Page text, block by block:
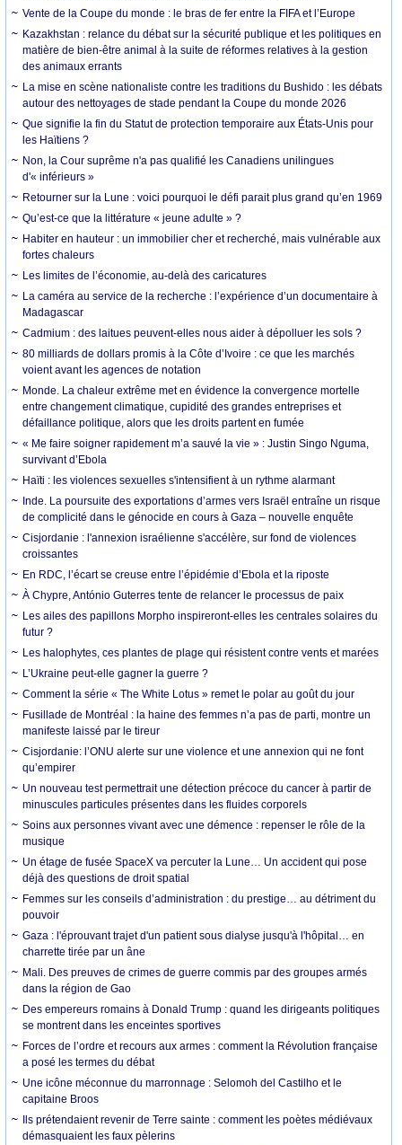
Vente de la Coupe du monde : le bras de fer entre la FIFA et l’Europe
Kazakhstan : relance du débat sur la sécurité publique et les politiques en
matière de bien-être animal à la suite de réformes relatives à la gestion
des animaux errants
La mise en scène nationaliste contre les traditions du Bushido : les débats
autour des nettoyages de stade pendant la Coupe du monde 2026
Que signifie la fin du Statut de protection temporaire aux États-Unis pour
les Haïtiens ?
Non, la Cour suprême n'a pas qualifié les Canadiens unilingues
d'« inférieurs »
Retourner sur la Lune : voici pourquoi le défi parait plus grand qu’en 1969
Qu’est-ce que la littérature « jeune adulte » ?
Habiter en hauteur : un immobilier cher et recherché, mais vulnérable aux
fortes chaleurs
Les limites de l’économie, au-delà des caricatures
La caméra au service de la recherche : l’expérience d’un documentaire à
Madagascar
Cadmium : des laitues peuvent-elles nous aider à dépolluer les sols ?
80 milliards de dollars promis à la Côte d’Ivoire : ce que les marchés
voient avant les agences de notation
Monde. La chaleur extrême met en évidence la convergence mortelle
entre changement climatique, cupidité des grandes entreprises et
défaillance politique, alors que les droits partent en fumée
« Me faire soigner rapidement m’a sauvé la vie » : Justin Singo Nguma,
survivant d’Ebola
Haïti : les violences sexuelles s'intensifient à un rythme alarmant
Inde. La poursuite des exportations d’armes vers Israël entraîne un risque
de complicité dans le génocide en cours à Gaza – nouvelle enquête
Cisjordanie : l'annexion israélienne s'accélère, sur fond de violences
croissantes
En RDC, l’écart se creuse entre l’épidémie d’Ebola et la riposte
À Chypre, António Guterres tente de relancer le processus de paix
Les ailes des papillons Morpho inspireront-elles les centrales solaires du
futur ?
Les halophytes, ces plantes de plage qui résistent contre vents et marées
L’Ukraine peut-elle gagner la guerre ?
Comment la série « The White Lotus » remet le polar au goût du jour
Fusillade de Montréal : la haine des femmes n’a pas de parti, montre un
manifeste laissé par le tireur
Cisjordanie: l’ONU alerte sur une violence et une annexion qui ne font
qu’empirer
Un nouveau test permettrait une détection précoce du cancer à partir de
minuscules particules présentes dans les fluides corporels
Soins aux personnes vivant avec une démence : repenser le rôle de la
musique
Un étage de fusée SpaceX va percuter la Lune… Un accident qui pose
déjà des questions de droit spatial
Femmes sur les conseils d’administration : du prestige… au détriment du
pouvoir
Gaza : l'éprouvant trajet d'un patient sous dialyse jusqu'à l'hôpital… en
charrette tirée par un âne
Mali. Des preuves de crimes de guerre commis par des groupes armés
dans la région de Gao
Des empereurs romains à Donald Trump : quand les dirigeants politiques
se montrent dans les enceintes sportives
Forces de l’ordre et recours aux armes : comment la Révolution française
a posé les termes du débat
Une icône méconnue du marronnage : Selomoh del Castilho et le
capitaine Broos
Ils prétendaient revenir de Terre sainte : comment les poètes médiévaux
démasquaient les faux pèlerins